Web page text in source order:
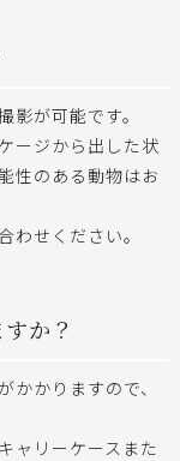
が可能です。
ージから出した状
性のある動物はお
わせください。
か？
かりますので、
ャリーケースまた